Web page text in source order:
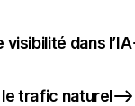
dans l’IA
trafic naturel